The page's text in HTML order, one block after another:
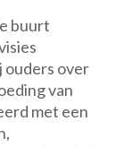
buurt
ouders over
van
met een